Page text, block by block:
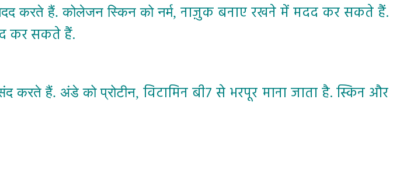
करते हैं. कोलेजन स्किन को नर्म, नाज़ुक बनाए रखने में मदद कर सकते हैं.
कर सकते हैं.
करते हैं. अंडे को प्रोटीन,विटामिन बी7 से भरपूर माना जाता है. स्किन और